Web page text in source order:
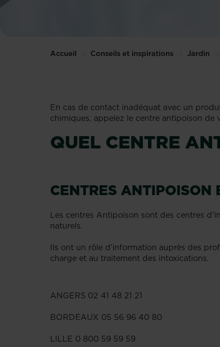
Accueil Conseils et inspirations Jardin
En cas de contact inadéquat avec un
chimiques, appelez le centre antipoison de
QUEL CENTRE
CENTRES ANTIPOISON
Les centres Antipoison sont des centres
naturels.
Ils ont un rôle d'information auprès des
charge et au traitement des intoxications.
ANGERS 02 41 48 21 21
BORDEAUX 05 56 96 40 80
LILLE 0 800 59 59 59